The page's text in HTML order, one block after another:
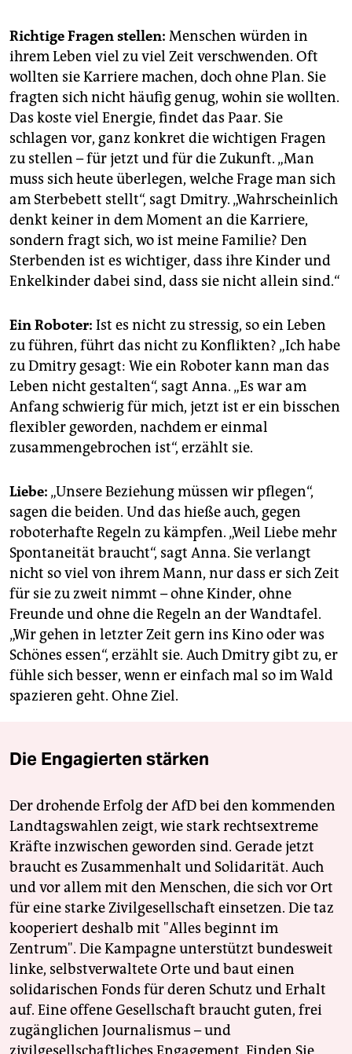
Richtige Fragen stellen: Menschen würden in
ihrem Leben viel zu viel Zeit verschwenden. Oft
wollten sie Karriere machen, doch ohne Plan. Sie
fragten sich nicht häufig genug, wohin sie wollten.
Das koste viel Energie, findet das Paar. Sie
schlagen vor, ganz konkret die wichtigen Fragen
zu stellen – für jetzt und für die Zukunft. „Man
muss sich heute überlegen, welche Frage man sich
am Sterbebett stellt“, sagt Dmitry. „Wahrscheinlich
denkt keiner in dem Moment an die Karriere,
sondern fragt sich, wo ist meine Familie? Den
Sterbenden ist es wichtiger, dass ihre Kinder und
Enkelkinder dabei sind, dass sie nicht allein sind.“
Ein Roboter: Ist es nicht zu stressig, so ein Leben
zu führen, führt das nicht zu Konflikten? „Ich habe
zu Dmitry gesagt: Wie ein Roboter kann man das
Leben nicht gestalten“, sagt Anna. „Es war am
Anfang schwierig für mich, jetzt ist er ein bisschen
flexibler geworden, nachdem er einmal
zusammengebrochen ist“, erzählt sie.
Liebe: „Unsere Beziehung müssen wir pflegen“,
sagen die beiden. Und das hieße auch, gegen
roboterhafte Regeln zu kämpfen. „Weil Liebe mehr
Spontaneität braucht“, sagt Anna. Sie verlangt
nicht so viel von ihrem Mann, nur dass er sich Zeit
für sie zu zweit nimmt – ohne Kinder, ohne
Freunde und ohne die Regeln an der Wandtafel.
„Wir gehen in letzter Zeit gern ins Kino oder was
Schönes essen“, erzählt sie. Auch Dmitry gibt zu, er
fühle sich besser, wenn er einfach mal so im Wald
spazieren geht. Ohne Ziel.
Die Engagierten stärken
Der drohende Erfolg der AfD bei den kommenden
Landtagswahlen zeigt, wie stark rechtsextreme
Kräfte inzwischen geworden sind. Gerade jetzt
braucht es Zusammenhalt und Solidarität. Auch
und vor allem mit den Menschen, die sich vor Ort
für eine starke Zivilgesellschaft einsetzen. Die taz
kooperiert deshalb mit "Alles beginnt im
Zentrum". Die Kampagne unterstützt bundesweit
linke, selbstverwaltete Orte und baut einen
solidarischen Fonds für deren Schutz und Erhalt
auf. Eine offene Gesellschaft braucht guten, frei
zugänglichen Journalismus – und